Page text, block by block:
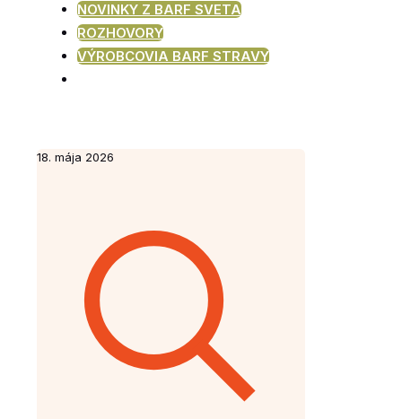
NOVINKY Z BARF SVETA
ROZHOVORY
VÝROBCOVIA BARF STRAVY
18. mája 2026